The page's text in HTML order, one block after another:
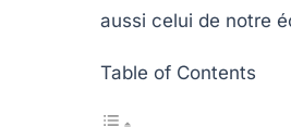
aussi celui de notre
Table of Contents